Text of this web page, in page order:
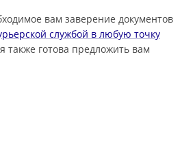
вам заверение документов
службой в любую точку
также готова предложить вам